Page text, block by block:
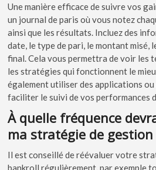
Une manière efficace de suivre vos
un journal de paris où vous notez
ainsi que les résultats. Incluez des
date, le type de pari, le montant misé,
final. Cela vous permettra de voir les
les stratégies qui fonctionnent le
également utiliser des applications
faciliter le suivi de vos performances
À quelle fréquence
ma stratégie de
Il est conseillé de réévaluer votre
bankroll régulièrement, par exemple